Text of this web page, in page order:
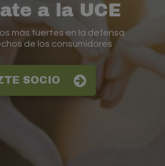
a la UCE
más fuertes en la defensa
de los consumidores
SOCIO